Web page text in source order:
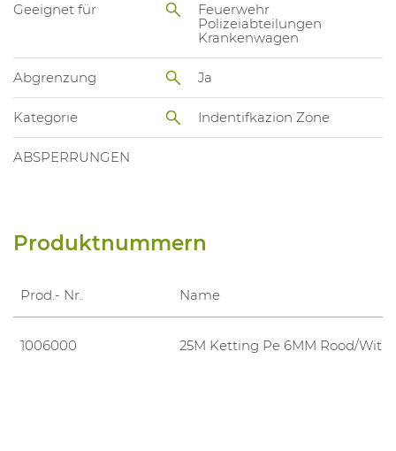
Geeignet für
Feuerwehr
Polizeiabteilungen
Krankenwagen
Abgrenzung Ja
Kategorie Indentifkazion Zone
ABSPERRUNGEN
Produktnummern
Prod.- Nr. Name
1006000 25M Ketting Pe 6MM Rood/Wit